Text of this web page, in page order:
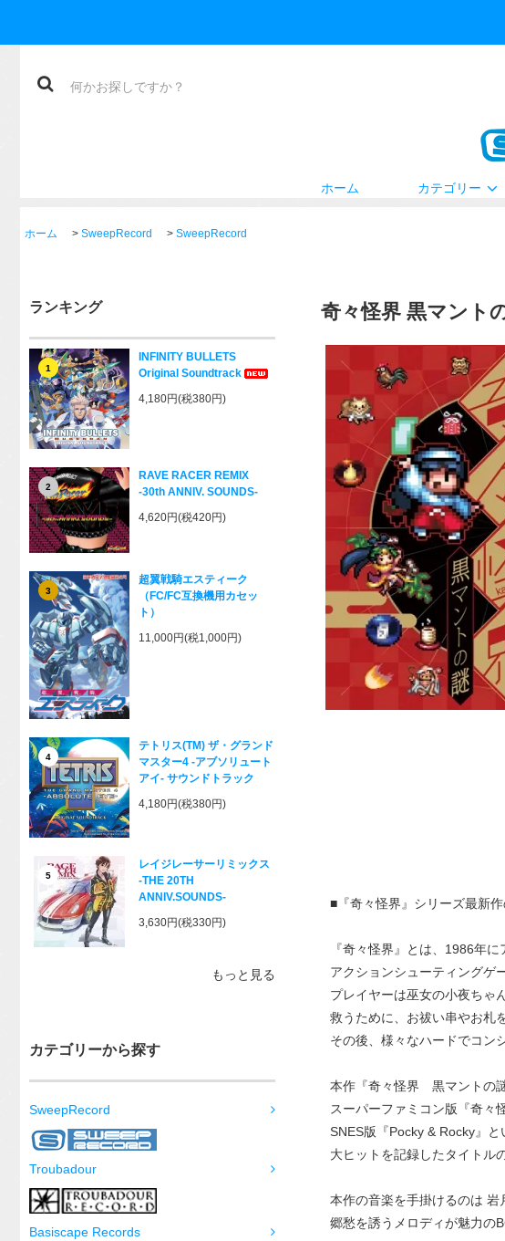
ホーム カテゴリー
ホーム > SweepRecord > SweepRecord
ランキング
1
INFINITY BULLETS
Original Soundtrack
4,180円(税380円)
2
RAVE RACER REMIX
-30th ANNIV. SOUNDS-
4,620円(税420円)
3
超翼戦騎エスティーク
（FC/FC互換機用カセッ
ト）
11,000円(税1,000円)
4
テトリス(TM) ザ・グランド
マスター4 -アブソリュート
アイ- サウンドトラック
4,180円(税380円)
5
レイジレーサーリミックス
-THE 20TH
ANNIV.SOUNDS-
3,630円(税330円)
もっと見る
カテゴリーから探す
SweepRecord
Troubadour
Basiscape Records
奇々怪界 黒マント
■『奇々怪界』シリーズ最新
『奇々怪界』とは、1986年
アクションシューティングゲー
プレイヤーは巫女の小夜ちゃ
救うために、お祓い串やお札
その後、様々なハードでコン
本作『奇々怪界 黒マントの
スーパーファミコン版『奇
SNES版『Pocky & Rocky』と
大ヒットを記録したタイトル
本作の音楽を手掛けるのは 岩
郷愁を誘うメロディが魅力の